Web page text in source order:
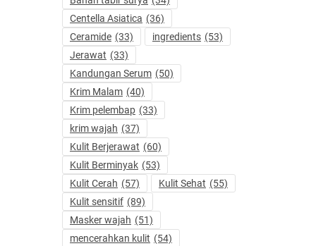
Centella Asiatica (36)
Ceramide (33) ingredients (53)
Jerawat (33)
Kandungan Serum (50)
Krim Malam (40)
Krim pelembap (33)
krim wajah (37)
Kulit Berjerawat (60)
Kulit Berminyak (53)
Kulit Cerah (57) Kulit Sehat (55)
Kulit sensitif (89)
Masker wajah (51)
mencerahkan kulit (54)